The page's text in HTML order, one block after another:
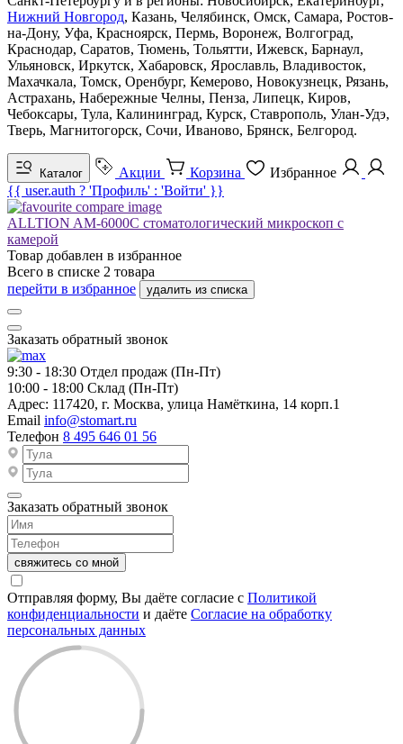
Нижний Новгород, Казань, Челябинск, Омск, Самара, Ростов-
на-Дону, Уфа, Красноярск, Пермь, Воронеж, Волгоград,
Краснодар, Саратов, Тюмень, Тольятти, Ижевск, Барнаул,
Ульяновск, Иркутск, Хабаровск, Ярославль, Владивосток,
Махачкала, Томск, Оренбург, Кемерово, Новокузнецк, Рязань,
Астрахань, Набережные Челны, Пенза, Липецк, Киров,
Чебоксары, Тула, Калининград, Курск, Ставрополь, Улан-Удэ,
Тверь, Магнитогорск, Сочи, Иваново, Брянск, Белгород.
Каталог Акции Корзина
Избранное
{{ user.auth ? 'Профиль' : 'Войти' }}
ALLTION AM-6000C стоматологический микроскоп с
камерой
Товар добавлен в избранное
Всего в списке 2 товара
перейти в избранное
удалить из списка
Заказать обратный звонок
9:30 - 18:30 Отдел продаж (Пн-Пт)
10:00 - 18:00 Склад (Пн-Пт)
Адрес: 117420, г. Москва, улица Намёткина, 14 корп.1
Email info@stomart.ru
Телефон 8 495 646 01 56
Заказать обратный звонок
свяжитесь со мной
Отправляя форму, Вы даёте согласие с Политикой
конфиденциальности и даёте Согласие на обработку
персональных данных